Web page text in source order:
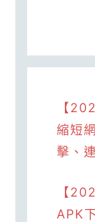
【
縮短
擊、
【
APK